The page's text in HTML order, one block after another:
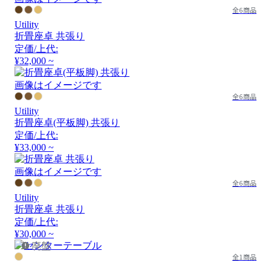
全6商品
Utility
折畳座卓 共張り
定価/上代:
¥32,000 ~
画像はイメージです
全6商品
Utility
折畳座卓(平板脚) 共張り
定価/上代:
¥33,000 ~
画像はイメージです
全6商品
Utility
折畳座卓 共張り
定価/上代:
¥30,000 ~
廃盤
全1商品